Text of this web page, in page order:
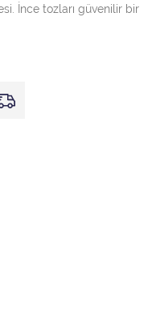
İnce tozları güvenilir bir